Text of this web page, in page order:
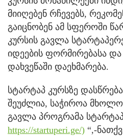
მიიღებენ რჩევებს,
გაიცნობენ ამ სფეროში
კურსის გავლა
იდეების ფორმირებასა
დახვეწაში დაეხმარება.
სტარტაპ კურსზე
შეუძლია, საჭიროა
გავლა პროგრამა
https://startuperi.ge/) “,-